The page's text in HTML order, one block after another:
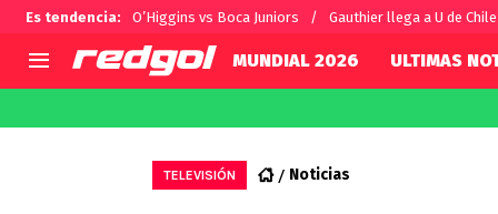
Es tendencia: O’Higgins vs Boca Juniors Gauthier llega a U de Chile
Selección Chilena
MUNDIAL 2026 ULTIMAS
TELEVISIÓN Noticias